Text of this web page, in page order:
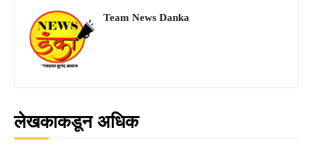
Team News Danka
लेखकाकडून अधिक